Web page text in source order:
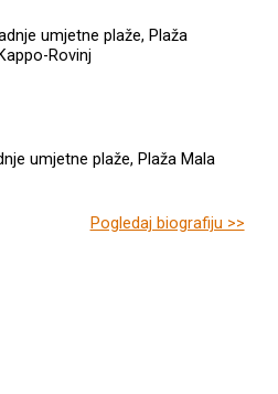
umjetne plaže, Plaža
Rovinj
umjetne plaže, Plaža Mala
Pogledaj biografiju >>